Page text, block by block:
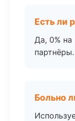
Есть ли
Да, 0% на
партнёры.
Больно